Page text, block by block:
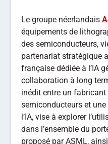
Le groupe néerlandais
équipements de
des semiconducteurs,
partenariat stratégique
française dédiée à l’IA
collaboration à long
inédit entre un fabricant
semiconducteurs et
l’IA, vise à explorer
dans l’ensemble du
proposé par ASML,